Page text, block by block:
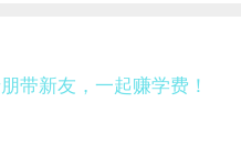
带新友，一起赚学费！